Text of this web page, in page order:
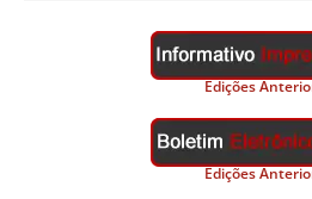
Edições
Edições